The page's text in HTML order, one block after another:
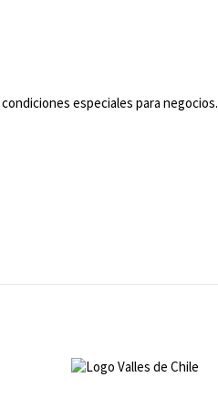
especiales para negocios.